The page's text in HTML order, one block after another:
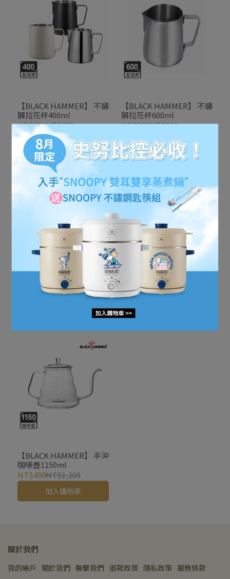
【BLACK HAMMER】 不鏽
鋼拉花杯400ml
NT$599NT$670
加入購物車
【BLACK HAMMER】 不鏽
鋼拉花杯600ml
NT$539NT$599
加入購物車
【BLACK HAMMER】 木柄
不鏽鋼手沖壺600ml
NT$1,570
【BLACK HAMMER】 木柄
不鏽鋼手沖壺600ml
NT$1,520
【BLACK HAMMER】 手沖
咖啡壺1150ml
NT$499NT$1,200
加入購物車
關於我們
我的帳戶 關於我們 聯繫我們 退款政策 隱私政策 服務條款